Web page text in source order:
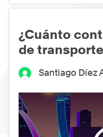
¿Cuánto
de
Santiago Díez